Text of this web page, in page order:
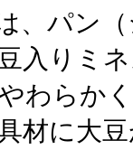
、パン
入りミ
わらか
材に大